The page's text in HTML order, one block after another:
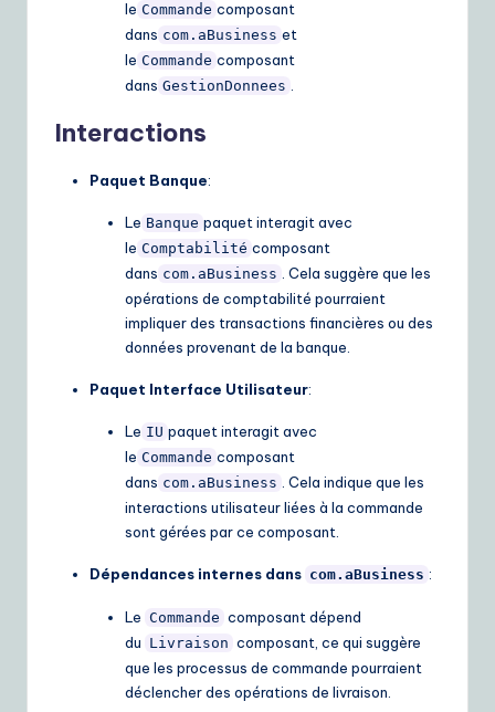
le Commande composant
dans com.aBusiness et
le Commande composant
dans GestionDonnees
Interactions
Paquet Banque:
Le Banque paquet interagit avec
le Comptabilité composant
dans com.aBusiness
. Cela suggère que les
opérations de comptabilité pourraient
impliquer des transactions financières ou des
données provenant de la banque.
Paquet Interface Utilisateur:
Le IU paquet interagit avec
le Commande composant
dans com.aBusiness
. Cela indique que les
interactions utilisateur liées à la commande
sont gérées par ce composant.
Dépendances internes dans com.aBusiness :
Le Commande composant dépend
du Livraison composant, ce qui suggère
que les processus de commande pourraient
déclencher des opérations de livraison.